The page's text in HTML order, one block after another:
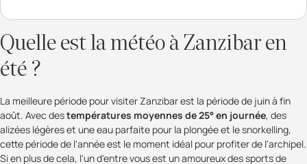
Quelle est la météo à Zanzibar en
été ?
La meilleure période pour visiter Zanzibar est la période de juin à fin
août. Avec destempératures moyennes de 25° en journée, des
alizées légères et une eau parfaite pour la plongée et le snorkelling,
cette période de l'année est le moment idéal pour profiter de l'archipel.
Si en plus de cela, l'un d'entre vous est un amoureux des sports de